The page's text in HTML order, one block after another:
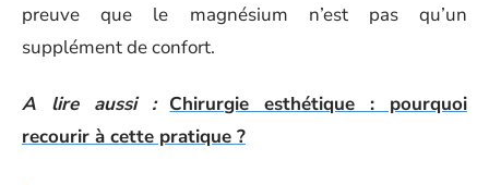
preuve que le magnésium n’est pas qu’un
supplément de confort.
A lire aussi : Chirurgie esthétique : pourquoi
recourir à cette pratique ?